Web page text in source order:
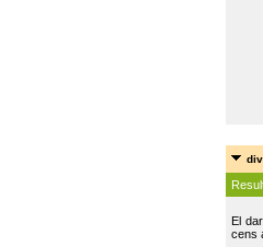
El
cens